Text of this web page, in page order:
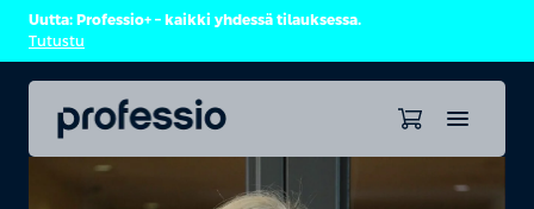
Uutta: Professio+ – kaikki yhdessä tilauksessa.
Tutustu